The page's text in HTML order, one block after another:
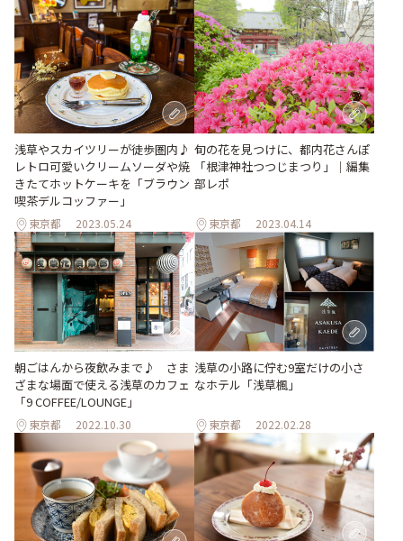
浅草やスカイツリーが徒歩圏内♪
レトロ可愛いクリームソーダや焼
きたてホットケーキを「ブラウン
喫茶デルコッファー」
東京都 2023.05.24
旬の花を見つけに、都内花さんぽ
「根津神社つつじまつり」｜編集
部レポ
東京都 2023.04.14
朝ごはんから夜飲みまで♪ さま
ざまな場面で使える浅草のカフェ
「9 COFFEE/LOUNGE」
東京都 2022.10.30
浅草の小路に佇む9室だけの小さ
なホテル「浅草楓」
東京都 2022.02.28